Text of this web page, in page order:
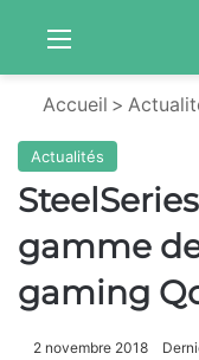
Accueil >
Actualités
gamme
gaming
2 novembre 2018